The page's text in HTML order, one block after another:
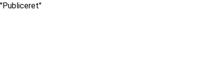
''Publiceret''